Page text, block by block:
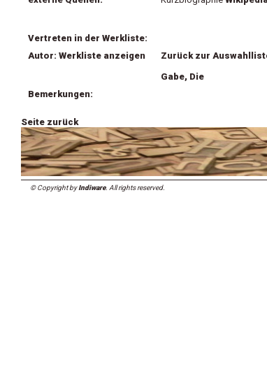
Vertreten in der Werkliste:
Autor: Werkliste anzeigen
Zurück zur
Gabe, Die
Bemerkungen:
Seite zurück
© Copyright byIndiware. All rights reserved.